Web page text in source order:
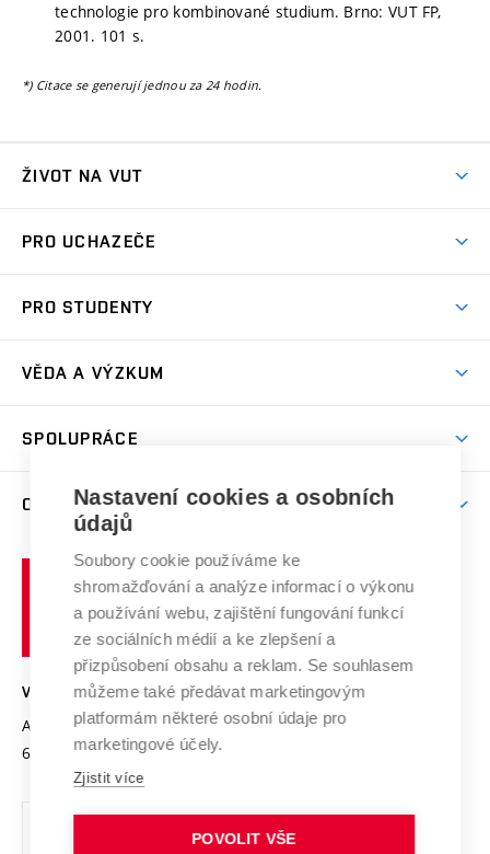
technologie pro kombinované studium. Brno: VUT FP,
2001. 101 s.
*) Citace se generují jednou za 24 hodin.
ŽIVOT NA VUT
Koleje
Sport na VUT
PRO UCHAZEČE
Dny otevřených dveří
Celoživotní vzdělávání
E-přihláška
PRO STUDENTY
Harmonogram akademického roku
Závěrečné práce
Doktorské studium
Zpracování osobních údajů studentů
Sociální bezpečí
Studium bez bariér
Podpora podnikání
VĚDA A VÝZKUM
Mezinárodní vědecká rada
Systém zajišťování kvality výzkumu
Výzkumné infrastruktury
Transfer znalostí
Open Science
Projekty
Projekty ze strukturálních fondů
Specifický výzkum
SPOLUPRÁCE
Firemní spolupráce
Zahraniční spolupráce
Spolupráce se školami
Mezinárodní dohody
Univerzitní sítě
O UNIVERZITĚ
Profil univerzity
Udržitelná univerzita
Podnikavá univerzita / ContriBUTe
Bezpečná univerzita
Vyznamenání
Organizační struktura
Ochrana osobních údajů
učení
technické
Brně
VYSOKÉ UČENÍ TECHNICKÉ V BRNĚ
Antonínská 548/1
602 00 Brno
www.vut.cz
vut@vutbr.cz
Nastavení cookies a osobních
údajů
Soubory cookie používáme ke
shromažďování a analýze informací o výkonu
a používání webu, zajištění fungování funkcí
ze sociálních médií a ke zlepšení a
přizpůsobení obsahu a reklam. Se souhlasem
můžeme také předávat marketingovým
platformám některé osobní údaje pro
marketingové účely.
Zjistit více
POVOLIT VŠE